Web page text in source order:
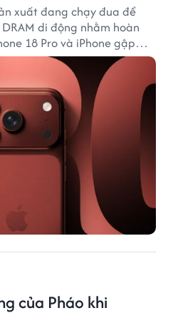
xuất đang chạy đua để
di động nhằm hoàn
18 Pro và iPhone gập
của Pháo khi